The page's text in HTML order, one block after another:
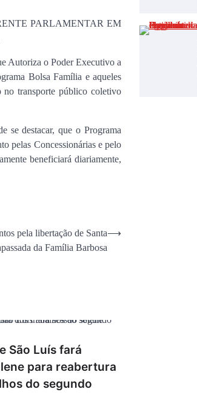
PARLAMENTAR EM
Autoriza o Poder Executivo a
Bolsa Família e aqueles
no transporte público coletivo
se destacar, que o Programa
pelas Concessionárias e pelo
beneficiará diariamente,
pela libertação de Santa
da Família Barbosa
⟶
São Luís fará
para reabertura
do segundo